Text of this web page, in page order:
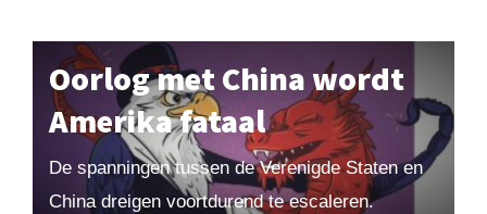
Oorlog met China wordt
Amerika fataal
De spanningen tussen de Verenigde Staten en
China dreigen voortdurend te escaleren.